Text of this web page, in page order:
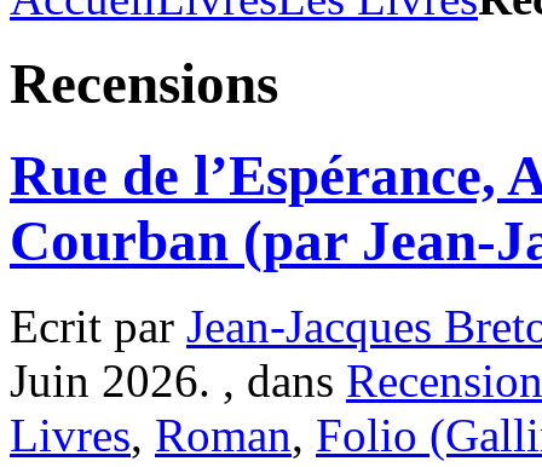
Recensions
Rue de l’Espérance,
Courban (par Jean-
Ecrit par Jean-Jacques
Juin 2026. , dans
Livres, Roman, Folio